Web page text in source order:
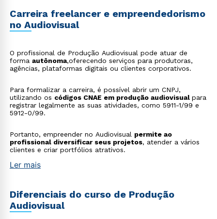
Carreira freelancer e empreendedorismo
no Audiovisual
O profissional de Produção Audiovisual pode atuar de
forma autônoma,oferecendo serviços para produtoras,
agências, plataformas digitais ou clientes corporativos.
Para formalizar a carreira, é possível abrir um CNPJ,
utilizando os códigos CNAE em produção audiovisual para
registrar legalmente as suas atividades, como 5911-1/99 e
5912-0/99.
Portanto, empreender no Audiovisual permite ao
profissional diversificar seus projetos, atender a vários
clientes e criar portfólios atrativos.
Ler mais
Diferenciais do curso de Produção
Audiovisual